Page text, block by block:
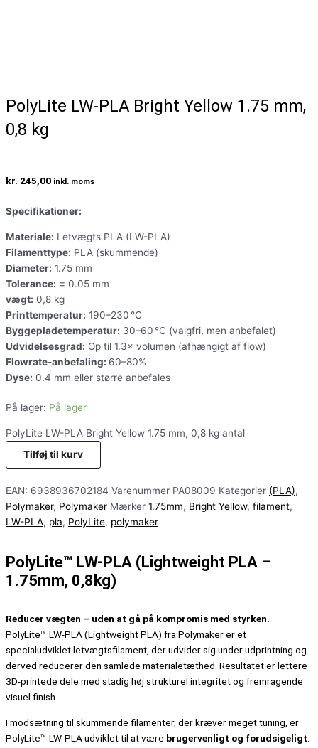
PolyLite LW-PLA Bright Yellow 1.75 mm,
0,8 kg
kr. 245,00 inkl. moms
Specifikationer:
Materiale: Letvægts PLA (LW-PLA)
Filamenttype: PLA (skummende)
Diameter: 1.75 mm
Tolerance: ± 0.05 mm
vægt: 0,8 kg
Printtemperatur: 190–230 °C
Byggepladetemperatur: 30–60 °C (valgfri, men anbefalet)
Udvidelsesgrad: Op til 1.3× volumen (afhængigt af flow)
Flowrate-anbefaling: 60–80%
Dyse: 0.4 mm eller større anbefales
På lager: På lager
PolyLite LW-PLA Bright Yellow 1.75 mm, 0,8 kg antal
Tilføj til kurv
EAN: 6938936702184 Varenummer PA08009 Kategorier (PLA),
Polymaker, Polymaker Mærker 1.75mm, Bright Yellow, filament,
LW-PLA, pla, PolyLite, polymaker
PolyLite™ LW-PLA (Lightweight PLA –
1.75mm, 0,8kg)
Reducer vægten – uden at gå på kompromis med styrken.
PolyLite™ LW-PLA (Lightweight PLA) fra Polymaker er et
specialudviklet letvægtsfilament, der udvider sig under udprintning og
derved reducerer den samlede materialetæthed. Resultatet er lettere
3D-printede dele med stadig høj strukturel integritet og fremragende
visuel finish.
I modsætning til skummende filamenter, der kræver meget tuning, er
PolyLite™ LW-PLA udviklet til at være brugervenligt og forudsigeligt